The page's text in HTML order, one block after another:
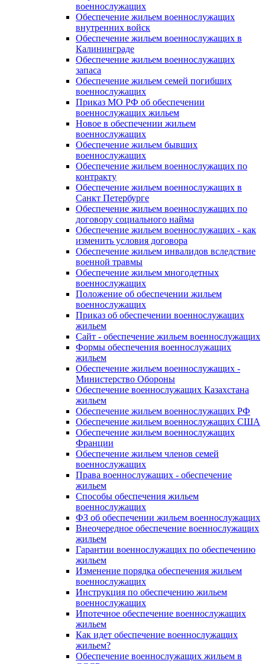
военнослужащих
Обеспечение жильем военнослужащих
внутренних войск
Обеспечение жильем военнослужащих в
Калининграде
Обеспечение жильем военнослужащих
запаса
Обеспечение жильем семей погибших
военнослужащих
Приказ МО РФ об обеспечении
военнослужащих жильем
Новое в обеспечении жильем
военнослужащих
Обеспечение жильем бывших
военнослужащих
Обеспечение жильем военнослужащих по
контракту
Обеспечение жильем военнослужащих в
Санкт Петербурге
Обеспечение жильем военнослужащих по
договору социального найма
Обеспечение жильем военнослужащих - как
изменить условия договора
Обеспечение жильем инвалидов вследствие
военной травмы
Обеспечение жильем многодетных
военнослужащих
Положение об обеспечении жильем
военнослужащих
Приказ об обеспечении военнослужащих
жильем
Сайт - обеспечение жильем военнослужащих
Формы обеспечения военнослужащих
жильем
Обеспечение жильем военнослужащих -
Министерство Обороны
Обеспечение военнослужащих Казахстана
жильем
Обеспечение жильем военнослужащих РФ
Обеспечение жильем военнослужащих США
Обеспечение жильем военнослужащих
Франции
Обеспечение жильем членов семей
военнослужащих
Права военнослужащих - обеспечение
жильем
Способы обеспечения жильем
военнослужащих
ФЗ об обеспечении жильем военнослужащих
Внеочередное обеспечение военнослужащих
жильем
Гарантии военнослужащих по обеспечению
жильем
Изменение порядка обеспечения жильем
военнослужащих
Инструкция по обеспечению жильем
военнослужащих
Ипотечное обеспечение военнослужащих
жильем
Как идет обеспечение военнослужащих
жильем?
Обеспечение военнослужащих жильем в